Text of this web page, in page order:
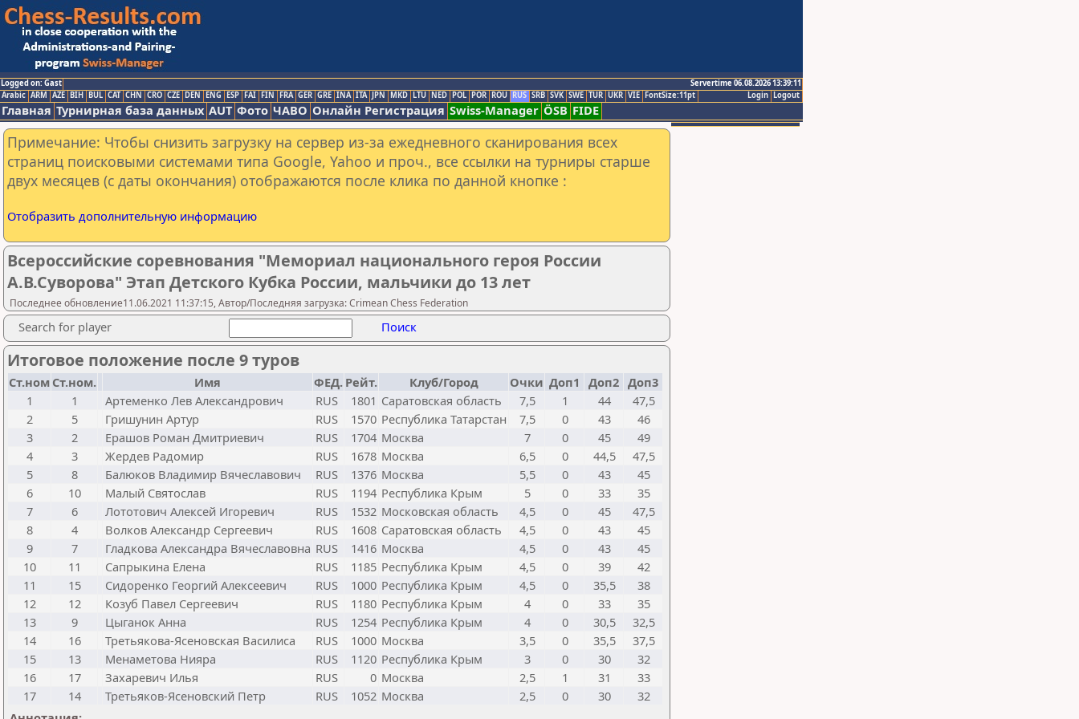
Logged on: Gast
Servertime 06.08.2026 13:39:11
Logout
Login
Arabic ARM AZE BIH BUL CAT CHN CRO CZE DEN ENG ESP FAI FIN FRA GER GRE INA ITA JPN MKD LTU NED POL POR ROU RUS SRB SVK SWE TUR UKR VIE FontSize:11pt
Главная Турнирная база данных AUT Фото ЧАВО Онлайн Регистрация Swiss-Manager ÖSB FIDE
Примечание: Чтобы снизить загрузку на сервер из-за ежедневного сканирования всех
страниц поисковыми системами типа Google, Yahoo и проч., все ссылки на турниры старше
двух месяцев (с даты окончания) отображаются после клика по данной кнопке :
Отобразить дополнительную информацию
Всероссийские соревнования "Мемориал национального героя России
А.В.Суворова" Этап Детского Кубка России, мальчики до 13 лет
Последнее обновление11.06.2021 11:37:15, Автор/Последняя загрузка: Crimean Chess Federation
Search for player Поиск
Итоговое положение после 9 туров
Ст.ном Ст.ном. Имя ФЕД. Рейт. Клуб/Город Очки Доп1 Доп2 Доп3
1
1 Артеменко Лев Александрович RUS 1801 Саратовская область 7,5 1 44
47,5
2
5 Гришунин Артур RUS 1570 Республика Татарстан 7,5 0 43
46
3
2 Ерашов Роман Дмитриевич RUS 1704 Москва 7 0 45
49
4
3 Жердев Радомир RUS 1678 Москва 6,5 0 44,5
47,5
5
8 Балюков Владимир Вячеславович RUS 1376 Москва 5,5 0 43
45
6
10 Малый Святослав RUS 1194 Республика Крым 5 0 33
35
7
6 Лототович Алексей Игоревич RUS 1532 Московская область 4,5 0 45
47,5
8
4 Волков Александр Сергеевич RUS 1608 Саратовская область 4,5 0 43
45
9
7 Гладкова Александра Вячеславовна RUS 1416 Москва 4,5 0 43
45
10
11 Сапрыкина Елена RUS 1185 Республика Крым 4,5 0 39
42
11
15 Сидоренко Георгий Алексеевич RUS 1000 Республика Крым 4,5 0 35,5
38
12
12 Козуб Павел Сергеевич RUS 1180 Республика Крым 4 0 33
35
13
9 Цыганок Анна RUS 1254 Республика Крым 4 0 30,5
32,5
14
16 Третьякова-Ясеновская Василиса RUS 1000 Москва 3,5 0 35,5
37,5
15
13 Менаметова Нияра RUS 1120 Республика Крым 3 0 30
32
16
17 Захаревич Илья RUS 0 Москва 2,5 1 31
33
17
14 Третьяков-Ясеновский Петр RUS 1052 Москва 2,5 0 30
32